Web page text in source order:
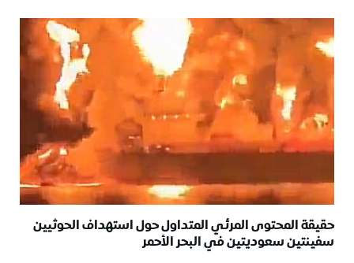
حقيقة المحتوى المرئي المتداول حول استهداف الحوثيين
سفينتين سعوديتين في البحر الأحمر